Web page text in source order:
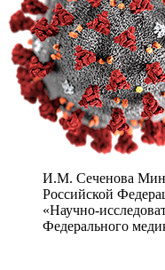
И.М. Сеченова
Российской
«Научно-
Федерального